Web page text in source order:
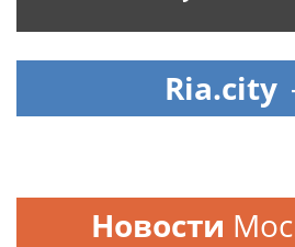
Ria.city
Новости